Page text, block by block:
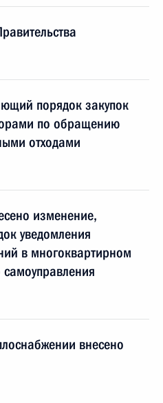
порядок закупок
по обращению
отходами
изменение,
уведомления
в многоквартирном
внесено